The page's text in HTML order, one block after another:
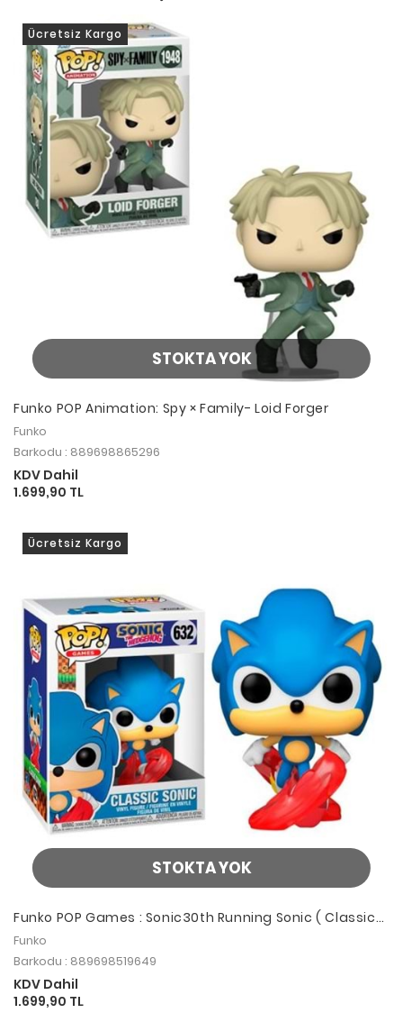
STOKTA YOK
Ücretsiz Kargo
Funko POP Animation: Spy × Family- Loid Forger
Funko
Barkodu : 889698865296
KDV Dahil
1.699,90 TL
STOKTA YOK
Ücretsiz Kargo
Funko POP Games : Sonic30th Running Sonic ( Classic
Sonic )
Funko
Barkodu : 889698519649
KDV Dahil
1.699,90 TL